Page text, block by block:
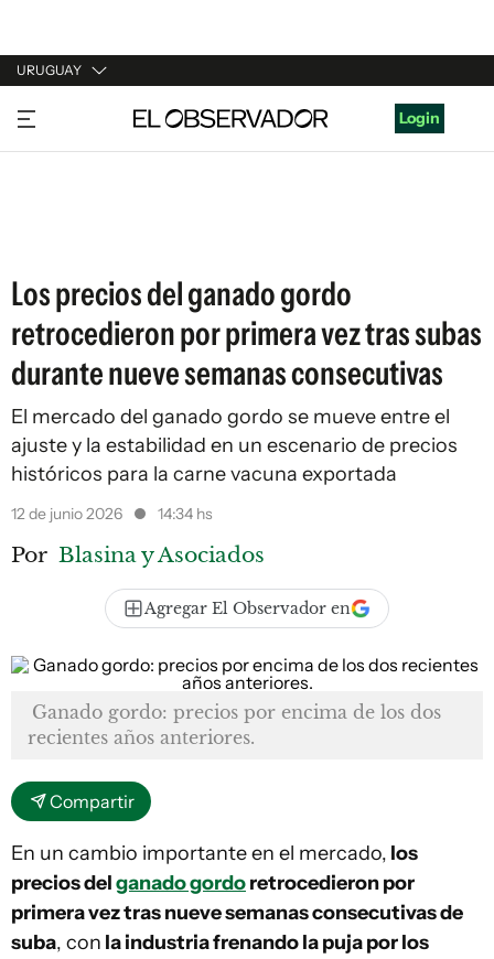
URUGUAY
URUGUAY
ARGENTINA
Login
Los precios del ganado gordo
retrocedieron por primera vez tras subas
durante nueve semanas consecutivas
El mercado del ganado gordo se mueve entre el
ajuste y la estabilidad en un escenario de precios
históricos para la carne vacuna exportada
12 de junio 2026 14:34 hs
Por Blasina y Asociados
Agregar El Observador en
Ganado gordo: precios por encima de los dos
recientes años anteriores.
Compartir
En un cambio importante en el mercado, los
precios delganado gordoretrocedieron por
primera vez tras nueve semanas consecutivas de
suba, con la industria frenando la puja por los